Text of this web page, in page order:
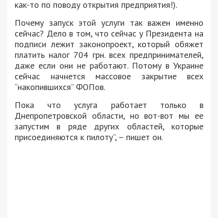
как-то по поводу открытия предприятия!).
Почему запуск этой услуги так важен именно
сейчас? Дело в том, что сейчас у Президента на
подписи лежит законопроект, который обяжет
платить налог 704 грн. всех предпринимателей,
даже если они не работают. Потому в Украине
сейчас начнется массовое закрытие всех
“накопившихся” ФОПов.
Пока что услуга работает только в
Днепропетровской области, но вот-вот мы ее
запустим в ряде других областей, которые
присоединяются к пилоту”, – пишет он.